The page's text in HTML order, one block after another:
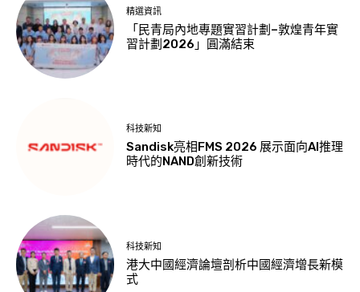
精選資訊
「民青局內地專題實習計劃–敦煌青年實
習計劃2026」圓滿結束
科技新知
Sandisk亮相FMS 2026 展示面向AI推理
時代的NAND創新技術
科技新知
港大中國經濟論壇剖析中國經濟增長新模
式